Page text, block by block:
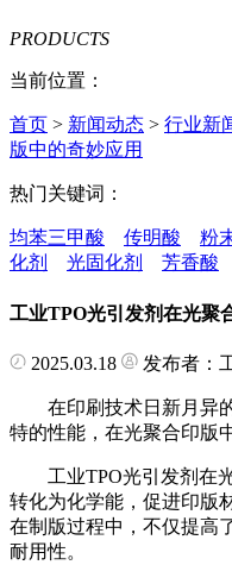
PRODUCTS
当前位置：
首页 > 新闻动态 > 行业新
版中的奇妙应用
热门关键词：
均苯三甲酸 传明酸 粉
化剂
光固化剂 芳香酸
工业TPO光引发剂在光聚
2025.03.18 发布者：
在印刷技术日新月异的
特的性能，在光聚合印版
工业TPO光引发剂在光
转化为化学能，促进印版
在制版过程中，不仅提高
耐用性。